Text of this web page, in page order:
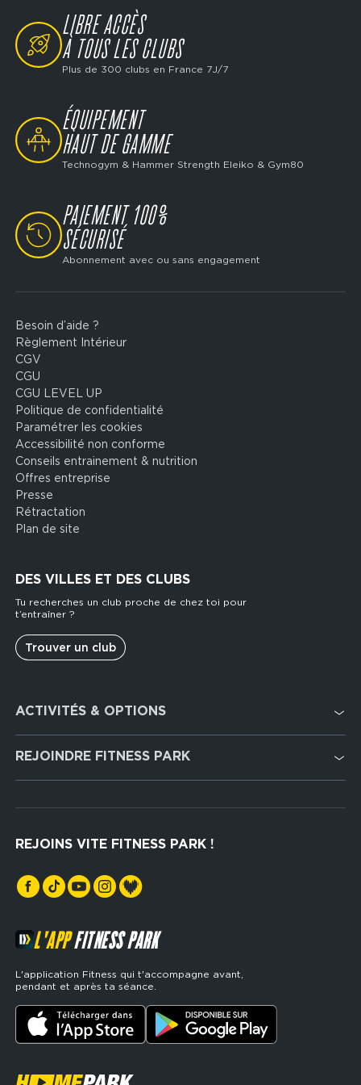
SVG
LIBRE ACCÈS
À TOUS LES CLUBS
Plus de 300 clubs en France 7J/7
SVG
ÉQUIPEMENT
HAUT DE GAMME
Technogym & Hammer Strength Eleiko & Gym80
SVG
PAIEMENT 100%
SÉCURISÉ
Abonnement avec ou sans engagement
Footer
legal
Besoin d’aide ?
Règlement Intérieur
CGV
CGU
CGU LEVEL UP
Politique de confidentialité
Paramétrer les cookies
Accessibilité non conforme
Conseils entrainement & nutrition
Offres entreprise
Presse
Rétractation
Plan de site
DES VILLES ET DES CLUBS
Tu recherches un club proche de chez toi pour
t’entraîner ?
Trouver un club
services
ACTIVITÉS & OPTIONS
Cardio Training
Musculation
Hyrox Zone
Cross Training
REJOINDRE FITNESS PARK
REJOINS VITE FITNESS PARK !
L'APPFITNESS PARK
L'application Fitness qui t'accompagne avant,
pendant et après ta séance.